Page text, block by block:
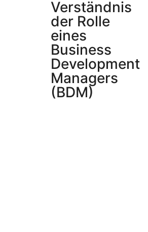
Verständnis
der Rolle
eines
Business
Development
Managers
(BDM)